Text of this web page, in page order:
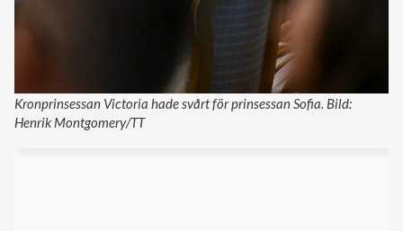
Kronprinsessan Victoria hade svårt för prinsessan Sofia. Bild:
Henrik Montgomery/TT